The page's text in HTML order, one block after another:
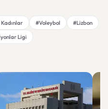
#Voleybol
#Lizbon
Ligi